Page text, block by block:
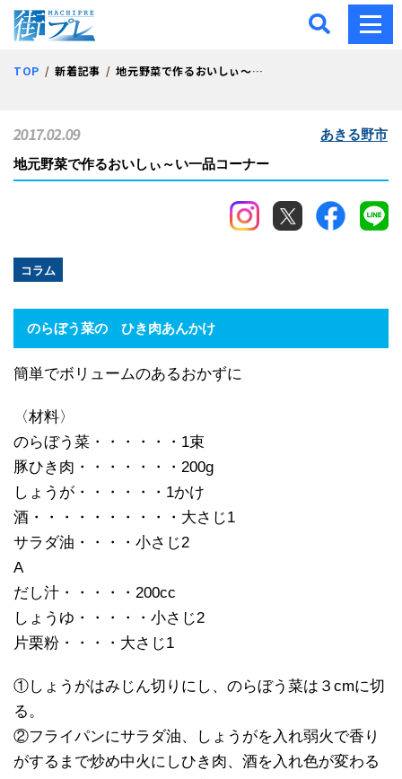
街プレ -東京・西多摩の
TOP 新着記事 地元野菜で作るおいしぃ～い一品コーナー
地元野菜で作るおいしぃ～い一品コーナー
コラム
2017.02.09 あきる野市
のらぼう菜の ひき肉あんかけ
簡単でボリュームのあるおかずに
〈材料〉
のらぼう菜・・・・・・1束
豚ひき肉・・・・・・・200g
しょうが・・・・・・1かけ
酒・・・・・・・・・・大さじ1
サラダ油・・・・小さじ2
A
だし汁・・・・・200cc
しょうゆ・・・・・小さじ2
片栗粉・・・・大さじ1
①しょうがはみじん切りにし、のらぼう菜は３cmに切
る。
②フライパンにサラダ油、しょうがを入れ弱火で香り
がするまで炒め中火にしひき肉、酒を入れ色が変わる